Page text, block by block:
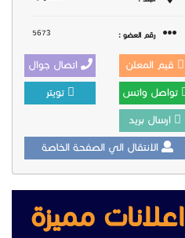
رقم العضو : 5673
قيم المعلن اتصال جوال
تواصل واتس تويتر
ارسال بريد
الانتقال الي الصفحة الخاصة
اعلانات مميزة